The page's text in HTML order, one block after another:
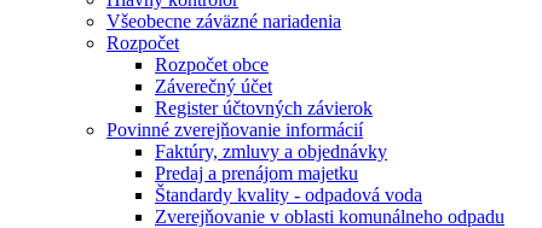
Všeobecne záväzné nariadenia
Rozpočet
Rozpočet obce
Záverečný účet
Register účtovných závierok
Povinné zverejňovanie informácií
Faktúry, zmluvy a objednávky
Predaj a prenájom majetku
Štandardy kvality - odpadová voda
Zverejňovanie v oblasti komunálneho odpadu